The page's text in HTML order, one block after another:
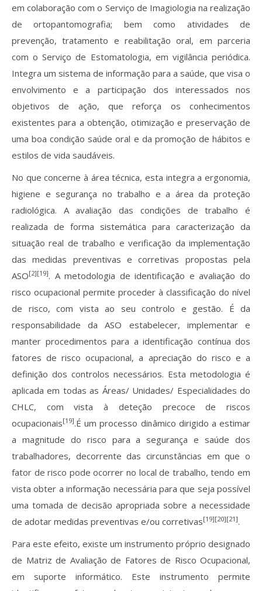
em colaboração com o Serviço de Imagiologia na realização
de ortopantomografia; bem como atividades de
prevenção, tratamento e reabilitação oral, em parceria
com o Serviço de Estomatologia, em vigilância periódica.
Integra um sistema de informação para a saúde, que visa o
envolvimento e a participação dos interessados nos
objetivos de ação, que reforça os conhecimentos
existentes para a obtenção, otimização e preservação de
uma boa condição saúde oral e da promoção de hábitos e
estilos de vida saudáveis.
No que concerne à área técnica, esta integra a ergonomia,
higiene e segurança no trabalho e a área da proteção
radiológica. A avaliação das condições de trabalho é
realizada de forma sistemática para caracterização da
situação real de trabalho e verificação da implementação
das medidas preventivas e corretivas propostas pela
ASO[2][19]. A metodologia de identificação e avaliação do
risco ocupacional permite proceder à classificação do nível
de risco, com vista ao seu controlo e gestão. É da
responsabilidade da ASO estabelecer, implementar e
manter procedimentos para a identificação contínua dos
fatores de risco ocupacional, a apreciação do risco e a
definição dos controlos necessários. Esta metodologia é
aplicada em todas as Áreas/ Unidades/ Especialidades do
CHLC, com vista à deteção precoce de riscos
ocupacionais[19].É um processo dinâmico dirigido a estimar
a magnitude do risco para a segurança e saúde dos
trabalhadores, decorrente das circunstâncias em que o
fator de risco pode ocorrer no local de trabalho, tendo em
vista obter a informação necessária para que seja possível
uma tomada de decisão apropriada sobre a necessidade
de adotar medidas preventivas e/ou corretivas[19][20][21].
Para este efeito, existe um instrumento próprio designado
de Matriz de Avaliação de Fatores de Risco Ocupacional,
em suporte informático. Este instrumento permite